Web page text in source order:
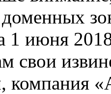
1 июня
свои
компания